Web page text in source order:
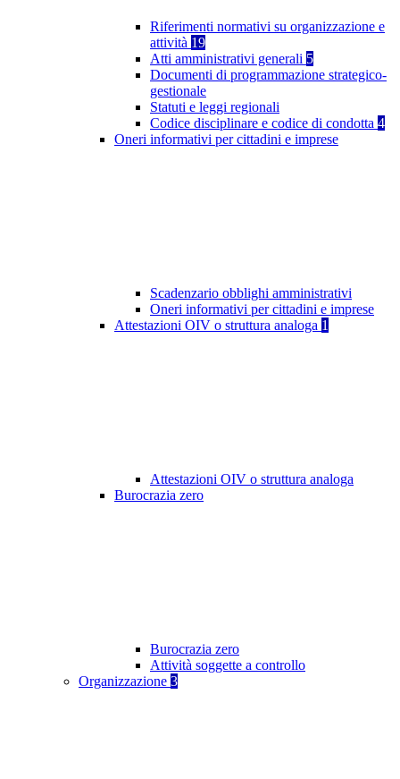
Riferimenti normativi su organizzazione e
attività 19
Atti amministrativi generali 5
Documenti di programmazione strategico-
gestionale
Statuti e leggi regionali
Codice disciplinare e codice di condotta 4
Oneri informativi per cittadini e imprese
Scadenzario obblighi amministrativi
Oneri informativi per cittadini e imprese
Attestazioni OIV o struttura analoga 1
Attestazioni OIV o struttura analoga
Burocrazia zero
Burocrazia zero
Attività soggette a controllo
Organizzazione 3